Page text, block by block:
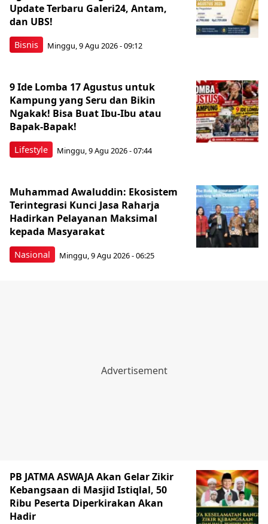
Bisnis
Update Terbaru Galeri24, Antam,
dan UBS!
Minggu, 9 Agu 2026 - 09:12
Lifestyle
9 Ide Lomba 17 Agustus untuk
Kampung yang Seru dan Bikin
Ngakak! Bisa Buat Ibu-Ibu atau
Bapak-Bapak!
Minggu, 9 Agu 2026 - 07:44
Nasional
Muhammad Awaluddin: Ekosistem
Terintegrasi Kunci Jasa Raharja
Hadirkan Pelayanan Maksimal
kepada Masyarakat
Minggu, 9 Agu 2026 - 06:25
PB JATMA ASWAJA Akan Gelar Zikir
Kebangsaan di Masjid Istiqlal, 50
Ribu Peserta Diperkirakan Akan
Hadir